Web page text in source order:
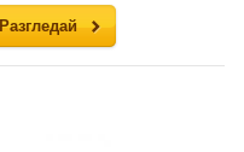
Разгледай